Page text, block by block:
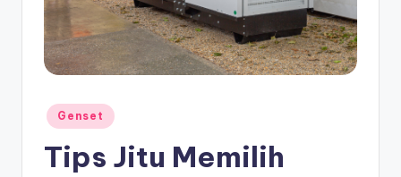
Posted
in
Genset
Tips Jitu Memilih